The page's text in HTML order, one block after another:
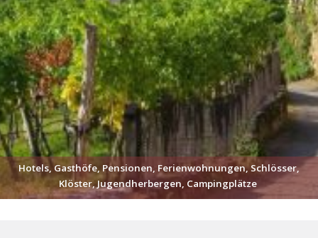
Hotels, Gasthöfe, Pensionen, Ferienwohnungen, Schlösser,
Klöster, Jugendherbergen, Campingplätze